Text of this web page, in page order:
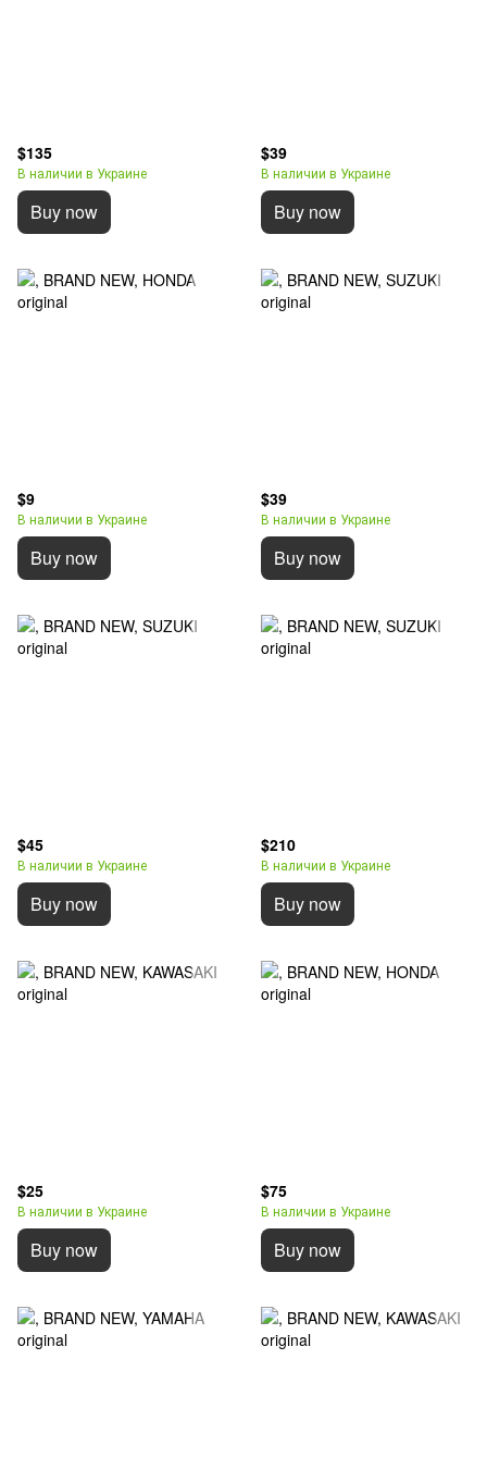
$135
В наличии в Украине
Buy now
$39
В наличии в Украине
Buy now
$9
В наличии в Украине
Buy now
$39
В наличии в Украине
Buy now
$45
В наличии в Украине
Buy now
$210
В наличии в Украине
Buy now
$25
В наличии в Украине
Buy now
$75
В наличии в Украине
Buy now